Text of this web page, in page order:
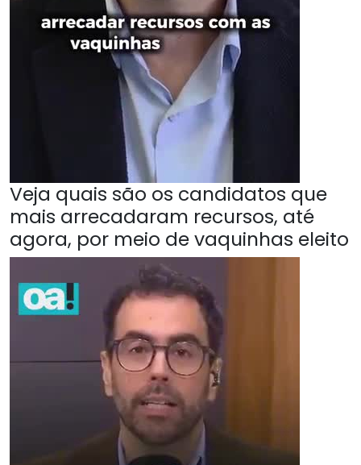
Veja quais são os candidatos que
mais arrecadaram recursos, até
agora, por meio de vaquinhas eleito